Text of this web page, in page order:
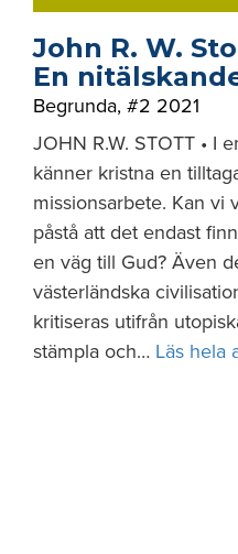
John R. W.
En
Begrunda, #2 2021
JOHN R.W. STOTT • I
känner kristna en
missionsarbete. Kan vi
påstå att det endast
en väg till Gud? Även
västerländska
kritiseras utifrån
stämpla och… Läs hela